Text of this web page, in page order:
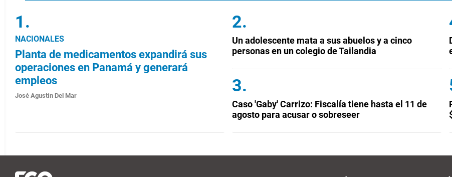
NACIONALES
Planta de medicamentos expandirá sus
operaciones en Panamá y generará
empleos
José Agustín Del Mar
Un adolescente mata a sus abuelos y a cinco
personas en un colegio de Tailandia
Caso 'Gaby' Carrizo: Fiscalía tiene hasta el 11 de
agosto para acusar o sobreseer